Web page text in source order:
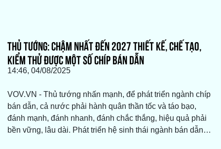
THỦ TƯỚNG: CHẬM NHẤT ĐẾN 2027 THIẾT KẾ, CHẾ TẠO,
KIỂM THỬ ĐƯỢC MỘT SỐ CHÍP BÁN DẪN
14:46, 04/08/2025
VOV.VN - Thủ tướng nhấn mạnh, để phát triển ngành chíp
bán dẫn, cả nước phải hành quân thần tốc và táo bạo,
đánh mạnh, đánh nhanh, đánh chắc thắng, hiệu quả phải
bền vững, lâu dài. Phát triển hệ sinh thái ngành bán dẫn